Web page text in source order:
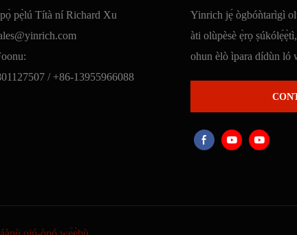
pẹ̀lú Títà ní Richard Xu
/ +86-13955966088
Yinrich jẹ́ ògbóǹtarìgì
àti olùpèsè ẹ̀rọ
ohun èlò ìpara dídùn ló